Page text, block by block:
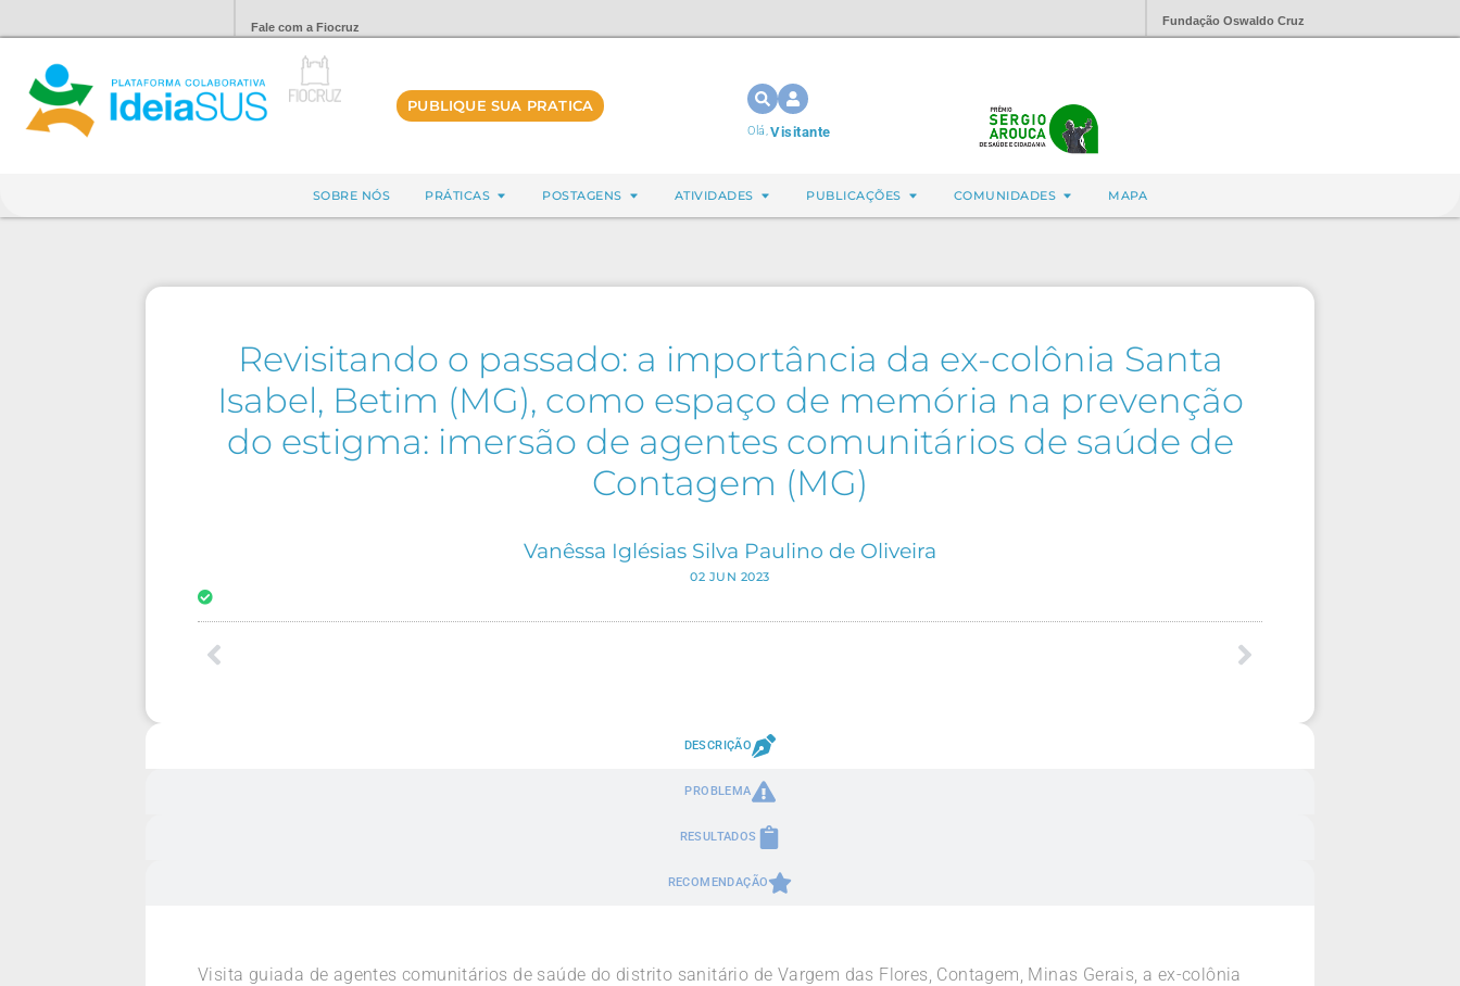
Fale com a Fiocruz Fundação Oswaldo Cruz
PUBLIQUE SUA PRATICA
Olá,Visitante
SOBRE NÓS PRÁTICAS POSTAGENS ATIVIDADES PUBLICAÇÕES COMUNIDADES MAPA
Revisitando o passado: a importância da ex-colônia Santa
Isabel, Betim (MG), como espaço de memória na prevenção
do estigma: imersão de agentes comunitários de saúde de
Contagem (MG)
Vanêssa Iglésias Silva Paulino de Oliveira
02 JUN 2023
DESCRIÇÃO
PROBLEMA
RESULTADOS
RECOMENDAÇÃO
Visita guiada de agentes comunitários de saúde do distrito sanitário de Vargem das Flores, Contagem, Minas Gerais, a ex-colônia